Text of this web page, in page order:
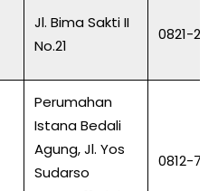
Jl. Bima Sakti II
No.21
0821-
Perumahan
Istana Bedali
Agung, Jl. Yos
Sudarso
0812-